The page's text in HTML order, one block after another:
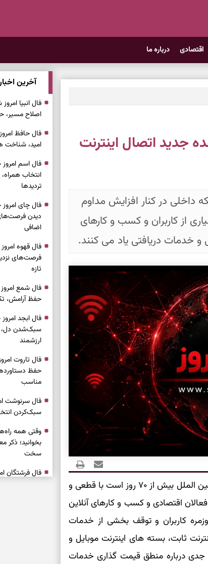
اقتصادی درباره ما
جدید اتصال اینترنت
داخلی در کنار افزایش مداوم
از کاربران و کسب و کارهای
و خدمات دریافتی یاد می کنند.
به گزارش رکنا، در حالی که اینترنت بین الملل بیش از ۷۰ روز است با قطعی و
اقتصادی و کسب و کارهای آنلاین
کاربران و توقف بخشی از خدمات
ثابت، بسته های اینترنت موبایل و
جدی درباره منطق قیمت گذاری خدمات
آخرین
اصلاح مسیر،
امید، شناخت
انتخاب
تردیدها
دیدن
اضافی
فرصت‌های
تازه
حفظ آرامش،
سبک‌شدن دل،
ارزشمند
حفظ
مناسب
سبک‌کردن
وقتی همه
بخوانید؛ ذکر
سخت